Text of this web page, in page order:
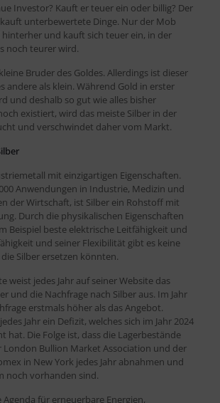
Investor? Kauft er teuer ein oder billig? Der
unterbewertete Dinge. Nur der Mob
und kauft sich teuer ein, in der
noch teurer wird.
Bruder des Goldes. Allerdings ist dieser
andere als klein. Während Gold in erster
und deshalb so gut wie alles bisher
existiert, wird das meiste Silber in der
und verschwindet daher vom Markt.
mit einzigartigen Eigenschaften.
Anwendungen in Industrie, Medizin und
der Wirtschaft, ist Silber ein Rohstoff mit
Durch die physikalischen Eigenschaften
Beispiel beste elektrische Leitfähigkeit und
und seiner Flexibilität gibt es keine
Silber ersetzen könnten.
weist jedes Jahr auf seiner Website das
und die Nachfrage nach Silber aus. Im Jahr
erstmals höher als das Angebot.
Jahr ein Defizit, welches sich im Jahr 2024
hat. Die Folge ist, dass die Lagerbestände
London Bullion Market Association und der
in New York jedes Jahr abnahmen und
noch vorhanden sind.
Agenda für erneuerbare Energien,